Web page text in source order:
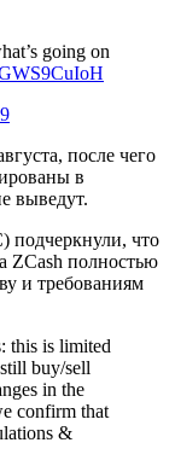
going on
после чего
в
выведут.
подчеркнули, что
ZCash полностью
и требованиям
this is limited
buy/sell
in the
confirm that
&